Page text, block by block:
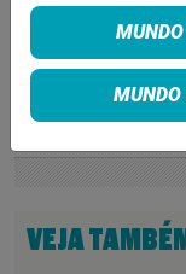
Share on Twitter
Share on Google+
VEJA TAMBÉM